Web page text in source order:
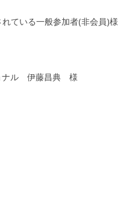
ている一般参加者(非会員)様
ナル 伊藤昌典 様